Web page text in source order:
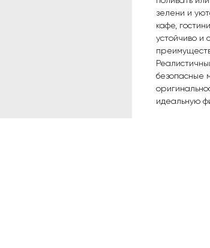
зелени и
кафе,
устойчиво и
безопасные
идеальную